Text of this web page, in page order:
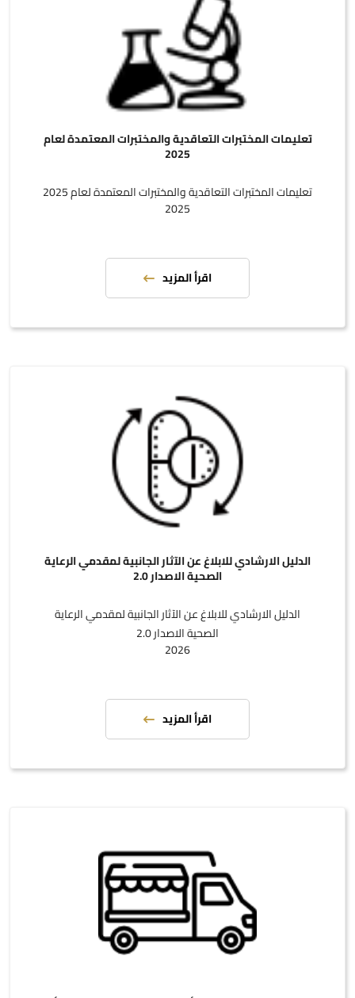
تعليمات المختبرات التعاقدية والمختبرات المعتمدة لعام
2025
تعليمات المختبرات التعاقدية والمختبرات المعتمدة لعام 2025
2025
اقرأ المزيد
الدليل الارشادي للابلاغ عن الآثار الجانبية لمقدمي الرعاية
الصحية الاصدار 2.0
الدليل الارشادي للابلاغ عن الآثار الجانبية لمقدمي الرعاية
الصحية الاصدار 2.0
2026
اقرأ المزيد